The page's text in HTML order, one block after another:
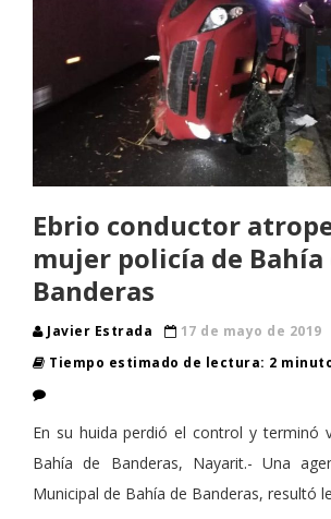
Ebrio conductor
mujer policía de Bahía
Banderas
Javier Estrada
17 de mayo de 2019
Tiempo estimado de lectura: 2
En su huida perdió el control y terminó
Bahía de Banderas, Nayarit.- Una
Municipal de Bahía de Banderas, resultó